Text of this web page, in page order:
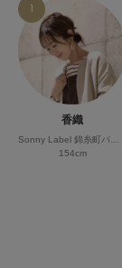
香織
Sonny Label 錦糸町パルコ
154cm